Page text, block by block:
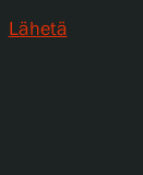
Lähetä